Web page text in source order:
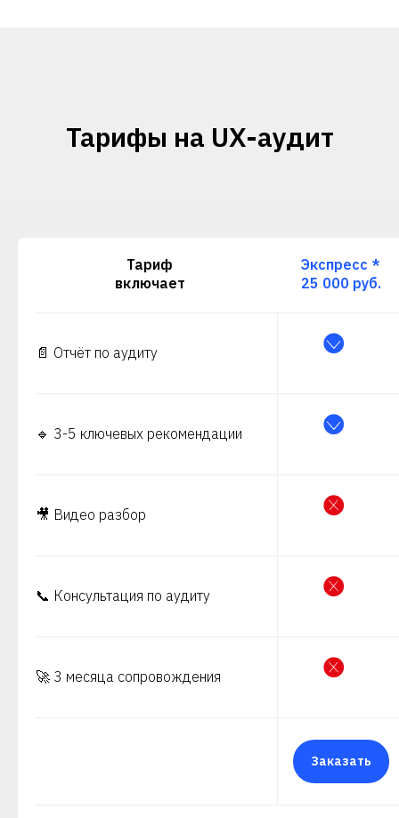
Тарифы на UX-аудит
Тариф
включает
Экспресс *
25 000 руб.
📄 Отчёт по аудиту
🔹 3-5 ключевых рекомендации
🎥 Видео разбор
📞 Консультация по аудиту
🚀 3 месяца сопровождения
Заказать